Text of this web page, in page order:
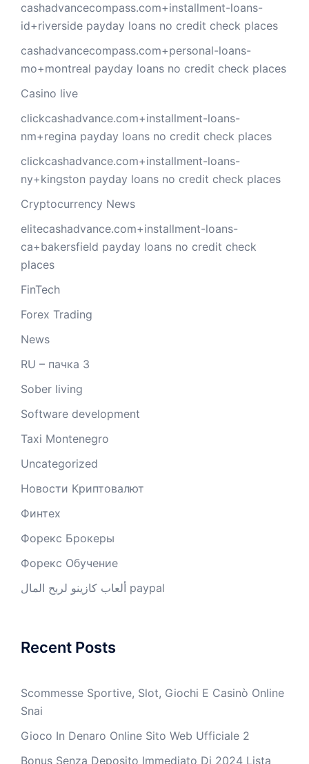
cashadvancecompass.com+installment-loans-
id+riverside payday loans no credit check places
cashadvancecompass.com+personal-loans-
mo+montreal payday loans no credit check places
Casino live
clickcashadvance.com+installment-loans-
nm+regina payday loans no credit check places
clickcashadvance.com+installment-loans-
ny+kingston payday loans no credit check places
Cryptocurrency News
elitecashadvance.com+installment-loans-
ca+bakersfield payday loans no credit check
places
FinTech
Forex Trading
News
RU – пачка 3
Sober living
Software development
Taxi Montenegro
Uncategorized
Новости Криптовалют
Финтех
Форекс Брокеры
Форекс Обучение
ألعاب كازينو لربح المال paypal
Recent Posts
Scommesse Sportive, Slot, Giochi E Casinò Online
Snai
Gioco In Denaro Online Sito Web Ufficiale 2
Bonus Senza Deposito Immediato Di 2024 Lista